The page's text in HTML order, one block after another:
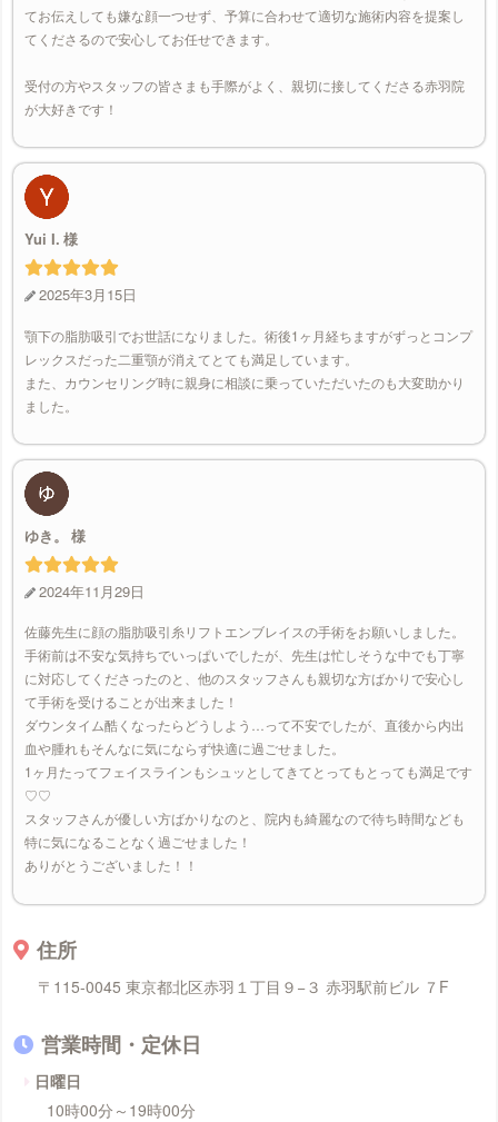
てお伝えしても嫌な顔一つせず、予算に合わせて適切な施術内容を提案し
てくださるので安心してお任せできます。
受付の方やスタッフの皆さまも手際がよく、親切に接してくださる赤羽院
が大好きです！
Yui I.
2025年3月15日
顎下の脂肪吸引でお世話になりました。術後1ヶ月経ちますがずっとコンプ
レックスだった二重顎が消えてとても満足しています。
また、カウンセリング時に親身に相談に乗っていただいたのも大変助かり
ました。
ゆき。
2024年11月29日
佐藤先生に顔の脂肪吸引糸リフトエンブレイスの手術をお願いしました。
手術前は不安な気持ちでいっぱいでしたが、先生は忙しそうな中でも丁寧
に対応してくださったのと、他のスタッフさんも親切な方ばかりで安心し
て手術を受けることが出来ました！
ダウンタイム酷くなったらどうしよう…って不安でしたが、直後から内出
血や腫れもそんなに気にならず快適に過ごせました。
1ヶ月たってフェイスラインもシュッとしてきてとってもとっても満足です
♡♡
スタッフさんが優しい方ばかりなのと、院内も綺麗なので待ち時間なども
特に気になることなく過ごせました！
ありがとうございました！！
住所
〒115-0045 東京都北区赤羽１丁目９−３ 赤羽駅前ビル ７F
営業時間・定休日
日曜日
10時00分～19時00分